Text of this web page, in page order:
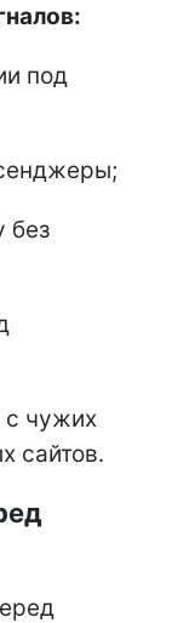
под
без
с чужих
сайтов.